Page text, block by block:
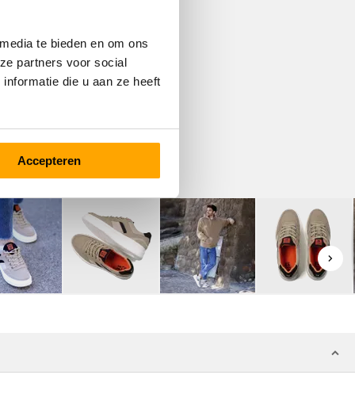
te bieden en om ons
partners voor social
die u aan ze heeft
Accepteren